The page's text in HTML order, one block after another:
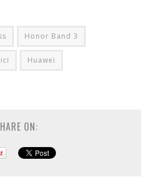
Honor Band 3
Huawei
ON: